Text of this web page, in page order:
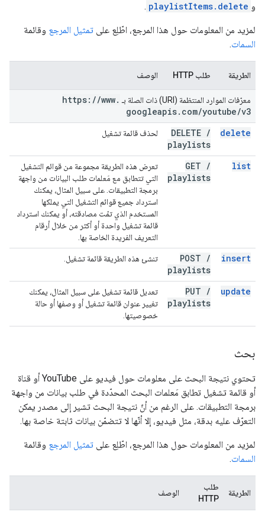
و playlistItems.delete
.
لمزيد من المعلومات حول هذا المرجع، اطّلِع على تمثيل المرجع وقائمة
السمات.
الطريقة طلب HTTP الوصف
معرّفات الموارد المنتظمة (URI) ذات الصلة بـ https: //www.
googleapis. com/youtube/v3
delete
DELETE /
playlists
لحذف قائمة تشغيل
list
GET /
playlists
تعرض هذه الطريقة مجموعة من قوائم التشغيل
التي تتطابق مع مَعلمات طلب البيانات من واجهة
برمجة التطبيقات. على سبيل المثال، يمكنك
استرداد جميع قوائم التشغيل التي يملكها
المستخدم الذي تمّت مصادقته، أو يمكنك استرداد
قائمة تشغيل واحدة أو أكثر من خلال أرقام
التعريف الفريدة الخاصة بها.
insert
POST /
playlists
تنشئ هذه الطريقة قائمة تشغيل.
update
PUT /
playlists
تعديل قائمة تشغيل على سبيل المثال، يمكنك
تغيير عنوان قائمة تشغيل أو وصفها أو حالة
خصوصيتها.
بحث
تحتوي نتيجة البحث على معلومات حول فيديو على YouTube أو قناة
أو قائمة تشغيل تطابق مَعلمات البحث المحدّدة في طلب بيانات من واجهة
برمجة التطبيقات. على الرغم من أنّ نتيجة البحث تشير إلى مصدر يمكن
التعرّف عليه بدقة، مثل فيديو، إلا أنّها لا تتضمّن بيانات ثابتة خاصة بها.
لمزيد من المعلومات حول هذا المرجع، اطّلِع على تمثيل المرجع وقائمة
السمات.
الطريقة
طلب
HTTP
الوصف